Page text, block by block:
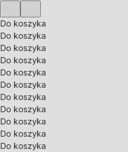
Do koszyka
Do koszyka
Do koszyka
Do koszyka
Do koszyka
Do koszyka
Do koszyka
Do koszyka
Do koszyka
Do koszyka
Do koszyka